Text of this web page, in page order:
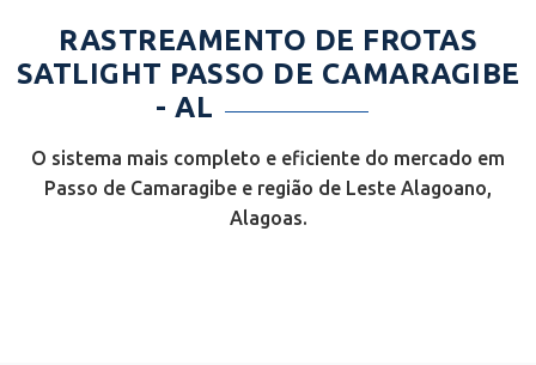
RASTREAMENTO DE FROTAS
SATLIGHT PASSO DE CAMARAGIBE
- AL
O sistema mais completo e eficiente do mercado em
Passo de Camaragibe e região de Leste Alagoano,
Alagoas.